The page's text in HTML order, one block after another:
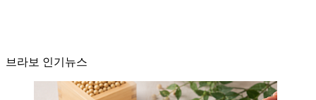
브라보 인기뉴스